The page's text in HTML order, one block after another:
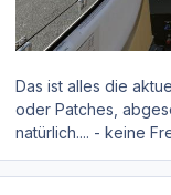
Das ist alles die
oder Patches,
natürlich.... - keine